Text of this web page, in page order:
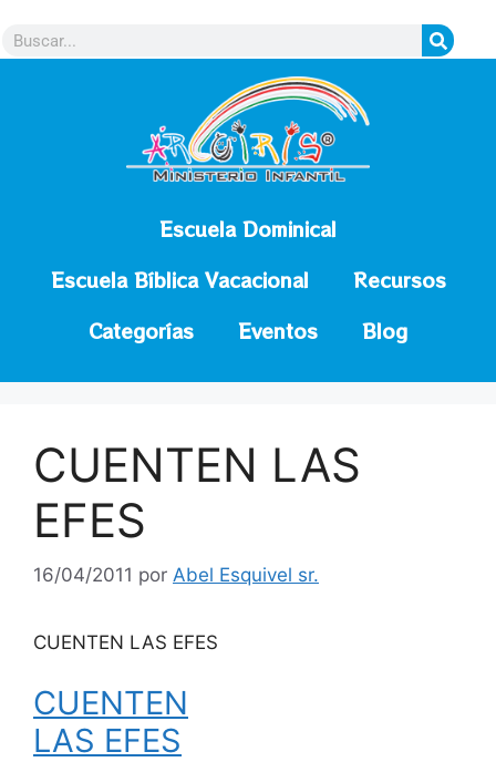
Escuela Dominical
Escuela Bíblica Vacacional
Recursos
Categorías
Eventos Blog
CUENTEN LAS
EFES
16/04/2011 por Abel Esquivel sr.
CUENTEN LAS EFES
CUENTEN
LAS EFES